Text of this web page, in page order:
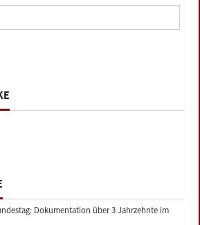
Dokumentation über 3 Jahrzehnte im